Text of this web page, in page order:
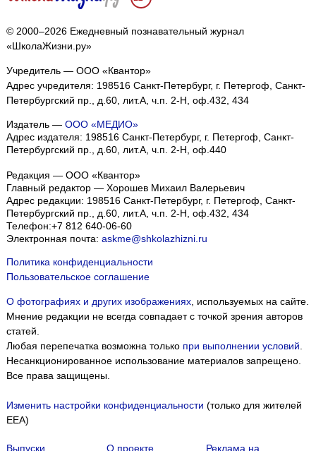
© 2000–2026 Ежедневный познавательный журнал
«ШколаЖизни.ру»
Учредитель — ООО «Квантор»
Адрес учредителя: 198516 Санкт-Петербург, г. Петергоф, Санкт-
Петербургский пр., д.60, лит.А, ч.п. 2-Н, оф.432, 434
Издатель — ООО «МЕДИО»
Адрес издателя: 198516 Санкт-Петербург, г. Петергоф, Санкт-
Петербургский пр., д.60, лит.А, ч.п. 2-Н, оф.440
Редакция — ООО «Квантор»
Главный редактор — Хорошев Михаил Валерьевич
Адрес редакции: 198516 Санкт-Петербург, г. Петергоф Санкт-
Петербургский пр., д.60, лит.А, ч.п. 2-Н, оф.432, 434
Телефон:+7 812 640-06-60
Электронная почта: askme@shkolazhizni.ru
Политика конфиденциальности
Пользовательское соглашение
О фотографиях и других изображениях, используемых на сайте.
Мнение редакции не всегда совпадает с точкой зрения авторов
статей.
Любая перепечатка возможна только при выполнении условий
Несанкционированное использование материалов запрещено.
Все права защищены.
Изменить настройки конфиденциальности (только для жителей
EEA)
Выпуски О проекте Реклама на